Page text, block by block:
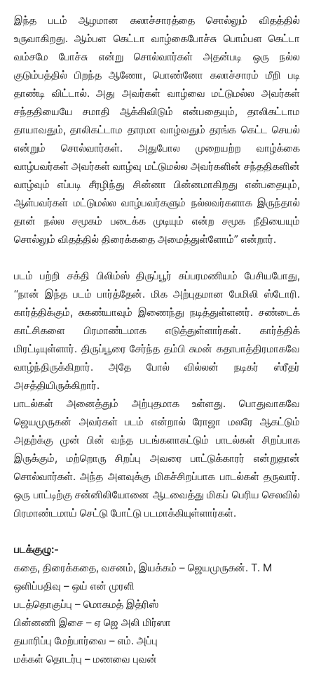
இந்த படம் ஆழமான கலாச்சாரத்தை சொல்லும் விதத்தில்
உருவாகிறது. ஆம்பள கெட்டா வாழ்கைபோச்சு பொம்பள கெட்டா
வம்சமே போச்சு என்று சொல்வார்கள் அதன்படி ஒரு நல்ல
குடும்பத்தில் பிறந்த ஆணோ, பொண்னோ கலாச்சாரம் மீறி படி
தாண்டி விட்டால். அது அவர்கள் வாழ்வை மட்டுமல்ல அவர்கள்
சந்ததியையே சமாதி ஆக்கிவிடும் என்பதையும், தாலிகட்டாம
தாயாவதும், தாலிகட்டாம தாரமா வாழ்வதும் தரங்க கெட்ட செயல்
என்றும் சொல்வார்கள். அதுபோல முறையற்ற வாழ்க்கை
வாழ்பவர்கள் அவர்கள் வாழ்வு மட்டுமல்ல அவர்களின் சந்ததிகளின்
வாழ்வும் எப்படி சீரழிந்து சின்னா பின்னமாகிறது என்பதையும்,
ஆள்பவர்கள் மட்டுமல்ல வாழ்பவர்களும் நல்லவர்களாக இருந்தால்
தான் நல்ல சமூகம் படைக்க முடியும் என்ற சமூக நீதியையும்
சொல்லும் விதத்தில் திரைக்கதை அமைத்துள்ளோம்” என்றார்.
படம் பற்றி சக்தி பிலிம்ஸ் திருப்பூர் சுப்பரமணியம் பேசியபோது,
‘‘நான் இந்த படம் பார்த்தேன். மிக அற்புதமான பேமிலி ஸ்டோரி.
கார்த்திக்கும், சுகண்யாவும் இணைந்து நடித்துள்ளனர். சண்டைக்
காட்சிகளை பிரமாண்டமாக எடுத்துள்ளார்கள். கார்த்திக்
மிரட்டியுள்ளார். திருப்பூரை சேர்ந்த தம்பி சுமன் கதாபாத்திரமாகவே
வாழ்ந்திருக்கிறார். அதே போல் வில்லன் நடிகர் ஸ்ரீதர்
அசத்தியிருக்கிறார்.
பாடல்கள் அனைத்தும் அற்புதமாக உள்ளது. பொதுவாகவே
ஜெயமுருகன் அவர்கள் படம் என்றால் ரோஜா மலரே ஆகட்டும்
அதற்க்கு முன் பின் வந்த படங்களாகட்டும் பாடல்கள் சிறப்பாக
இருக்கும், மற்றொரு சிறப்பு அவரை பாட்டுக்காரர் என்றுதான்
சொல்வார்கள். அந்த அளவுக்கு மிகச்சிறப்பாக பாடல்கள் தருவார்.
ஒரு பாட்டிற்கு சன்னிலியோனை ஆடவைத்து மிகப் பெரிய செலவில்
பிரமாண்டமாய் செட்டு போட்டு படமாக்கியுள்ளார்கள்.
படக்குழு:-
கதை, திரைக்கதை, வசனம், இயக்கம் – ஜெயமுருகன். T. M
ஒளிப்பதிவு – ஒய் என் முரளி
படத்தொகுப்பு – மொகமத் இத்ரிஸ்
பின்னணி இசை – ஏ ஜெ அலி மிர்ஸா
தயாரிப்பு மேற்பார்வை – எம். அப்பு
மக்கள் தொடர்பு – மணவை புவன்